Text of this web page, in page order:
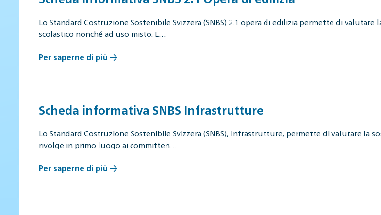
Lo Standard Costruzione Sostenibile Svizzera (SNBS) 2.1 opera di edilizia permette di
scolastico nonché ad uso misto. L…
Per saperne di più
Scheda informativa SNBS Infrastrutture
Lo Standard Costruzione Sostenibile Svizzera (SNBS), Infrastrutture, permette di valutare
rivolge in primo luogo ai committen…
Per saperne di più